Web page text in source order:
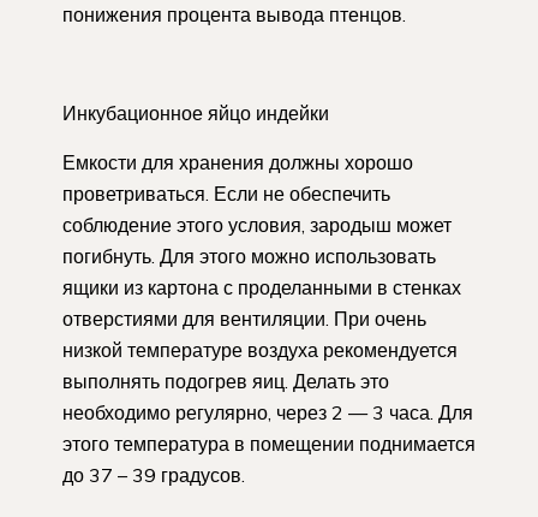
понижения процента вывода птенцов.
Инкубационное яйцо индейки
Емкости для хранения должны хорошо
проветриваться. Если не обеспечить
соблюдение этого условия, зародыш может
погибнуть. Для этого можно использовать
ящики из картона с проделанными в стенках
отверстиями для вентиляции. При очень
низкой температуре воздуха рекомендуется
выполнять подогрев яиц. Делать это
необходимо регулярно, через 2 — 3 часа. Для
этого температура в помещении поднимается
до 37 – 39 градусов.